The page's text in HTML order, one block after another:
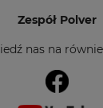
Zespół Polver
nas na